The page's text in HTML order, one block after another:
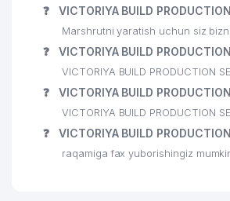
26 TEXNO PROM HOLOD
❓ VICTORIYA BUILD
Marshrutni yaratish uchun siz
❓ VICTORIYA BUILD
VICTORIYA BUILD PRODUCTION
❓ VICTORIYA BUILD
VICTORIYA BUILD PRODUCTION
❓ VICTORIYA BUILD
raqamiga fax yuborishingiz